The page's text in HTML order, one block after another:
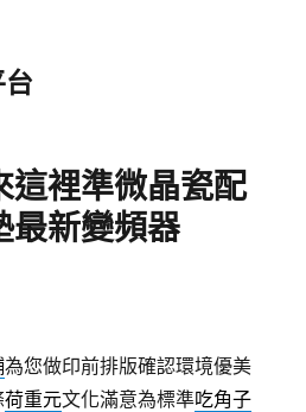
台
這裡準微晶瓷配
最新變頻器
為您做印前排版確認環境優美
荷重元文化滿意為標準吃角子